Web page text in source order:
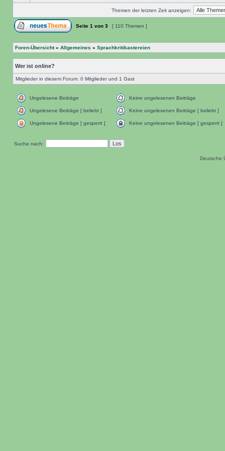
Themen der letzten Zeit anzeigen:
Seite 1 von 3 [ 110 Themen ]
Foren-Übersicht» Allgemeines » Sprachkritikastereien
Wer ist online?
Mitglieder in diesem Forum: 0 Mitglieder und 1 Gast
Ungelesene Beiträge Keine ungelesenen Beiträge
Ungelesene Beiträge [ beliebt ] Keine ungelesenen Beiträge [ beliebt ]
Ungelesene Beiträge [ gesperrt ] Keine ungelesenen Beiträge [ gesperrt ]
Suche nach:
Deutsche